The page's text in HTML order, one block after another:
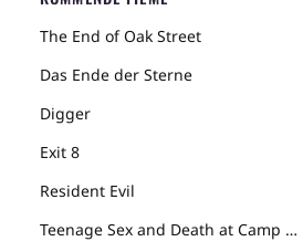
The End of Oak Street
Das Ende der Sterne
Digger
Exit 8
Resident Evil
Teenage Sex and Death at Camp Miasma